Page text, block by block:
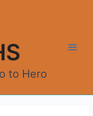
to Hero